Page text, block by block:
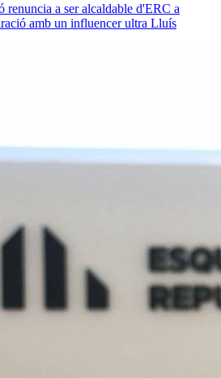
renuncia a ser alcaldable d'ERC a
amb un influencer ultra Lluís